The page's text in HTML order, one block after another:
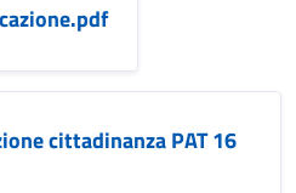
cittadinanza PAT 16